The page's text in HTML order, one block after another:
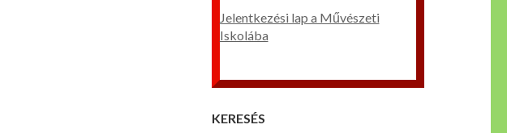
Jelentkezési lap a Művészeti
Iskolába
KERESÉS